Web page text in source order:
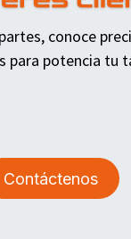
conoce
para potencia tu
Contáctenos